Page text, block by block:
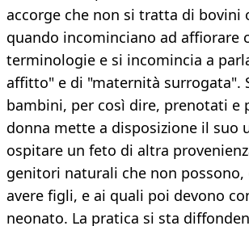
accorge che non si tratta di bovini
quando incominciano ad affiorare
terminologie e si incomincia a
affitto" e di "maternità surrogata".
bambini, per così dire, prenotati e
donna mette a disposizione il suo
ospitare un feto di altra
genitori naturali che non
avere figli, e ai quali poi devono
neonato. La pratica si sta